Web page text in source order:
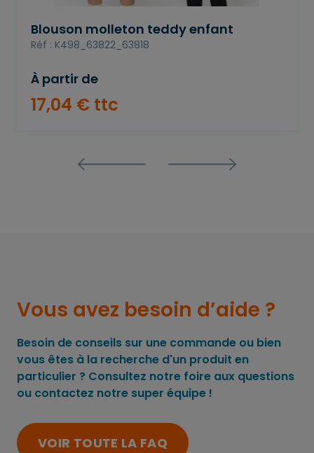
Blouson molleton teddy enfant
Réf : K498_63822_63818
À partir de
17,04 € ttc
Vous avez besoin d’aide ?
Besoin de conseils sur une commande ou bien
vous êtes à la recherche d'un produit en
particulier ? Consultez notre foire aux questions
ou contactez notre super équipe !
VOIR TOUTE LA FAQ